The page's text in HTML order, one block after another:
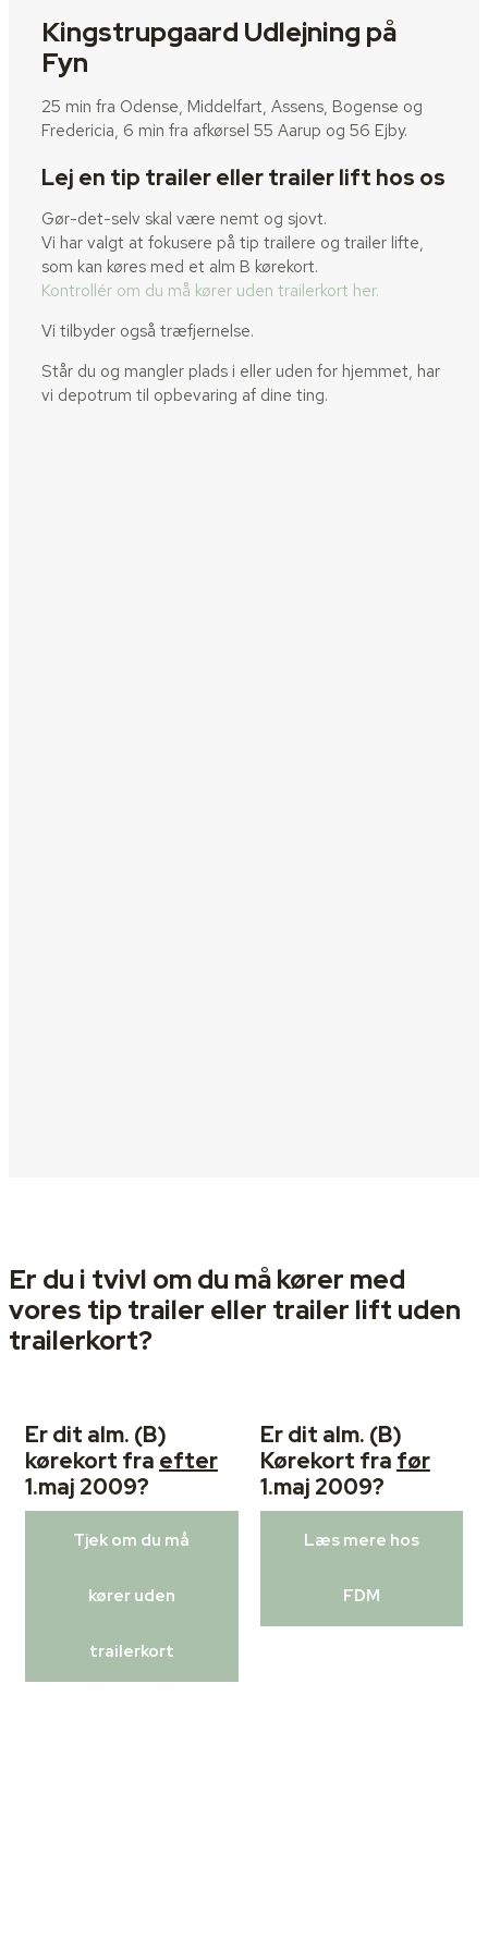
Kingstrupgaard Udlejning på
Fyn
25 min fra Odense, Middelfart, Assens, Bogense og
Fredericia, 6 min fra afkørsel 55 Aarup og 56 Ejby.
Lej en tip trailer eller trailer lift hos os
Gør-det-selv skal være nemt og sjovt.
Vi har valgt at fokusere på tip trailere og trailer lifte,
som kan køres med et alm B kørekort.
Kontrollér om du må kører uden trailerkort her.
Vi tilbyder også træfjernelse.
Står du og mangler plads i eller uden for hjemmet, har
vi depotrum til opbevaring af dine ting.
Er du i tvivl omdu må kører med
vores tip trailer eller trailer lift uden
trailerkort?
Er dit alm. (B)
kørekort fra efter
1.maj 2009?
Tjek om du må
kører uden
trailerkort
Er dit alm. (B)
Kørekort fra før
1.maj 2009?
Læs mere hos
FDM